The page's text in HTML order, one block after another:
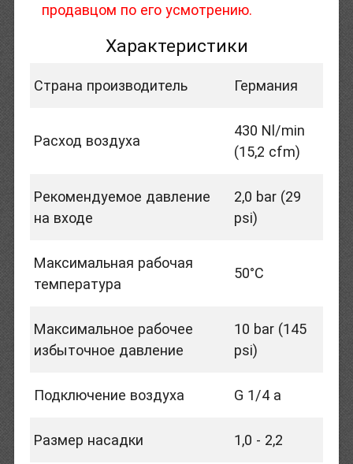
продавцом по его усмотрению.
Характеристики
Страна производитель Германия
Расход воздуха
430 Nl/min
(15,2 cfm)
Рекомендуемое давление
на входе
2,0 bar (29
psi)
Максимальная рабочая
температура
50°C
Максимальное рабочее
избыточное давление
10 bar (145
psi)
Подключение воздуха G 1/4 a
Размер насадки 1,0 - 2,2